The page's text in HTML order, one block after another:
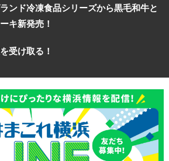
ンド冷凍食品シリーズから黒毛和牛と
キ新発売！
受け取る！